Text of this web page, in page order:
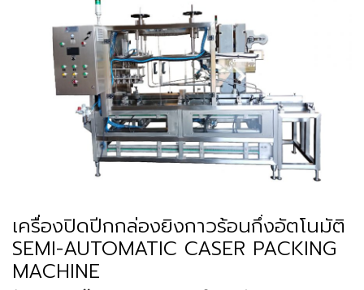
เครื่องปิดปีกกล่องยิงกาวร้อนกึ่งอัตโนมัติ
SEMI-AUTOMATIC CASER PACKING
MACHINE